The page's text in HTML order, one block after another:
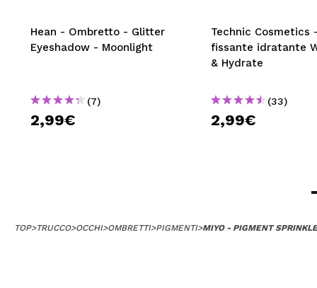
Hean - Ombretto - Glitter
Eyeshadow - Moonlight
(7)
2,99€
Technic Cosmetics
fissante idratante
& Hydrate
(33)
2,99€
TOP>TRUCCO>OCCHI>OMBRETTI>PIGMENTI>MIYO - PIGMENT